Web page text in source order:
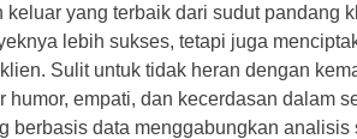
keluar yang terbaik dari sudut pandang
lebih sukses, tetapi juga
Sulit untuk tidak heran dengan
humor, empati, dan kecerdasan dalam
berbasis data menggabungkan analisis